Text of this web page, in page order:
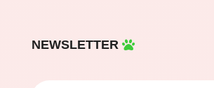
NEWSLETTER